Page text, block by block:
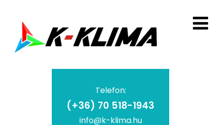
Telefon:
(+36) 70 518-1943
info@k-klima.hu